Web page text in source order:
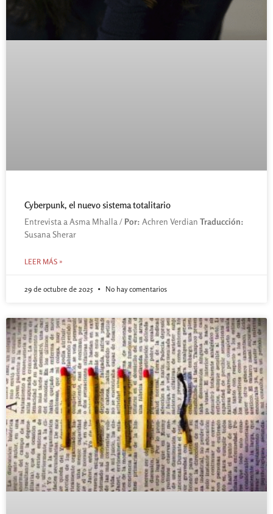
Cyberpunk, el nuevo sistema totalitario
Entrevista a Asma Mhalla / Por: Achren Verdian Traducción:
Susana Sherar
LEER MÁS »
29 de octubre de 2025 No hay comentarios